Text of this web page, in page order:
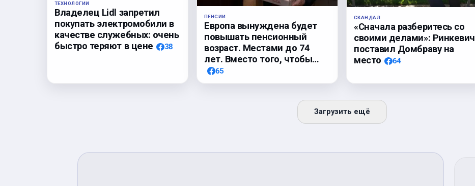
ТЕХНОЛОГИИ
Владелец Lidl запретил
покупать электромобили в
качестве служебных: очень
быстро теряют в цене
38
ПЕНСИИ
Европа вынуждена будет
повышать пенсионный
возраст. Местами до 74
лет. Вместо того, чтобы…
65
СКАНДАЛ
«Сначала разберитесь со
своими делами»: Ринкевич
поставил Домбраву на
место
64
Загрузить ещё